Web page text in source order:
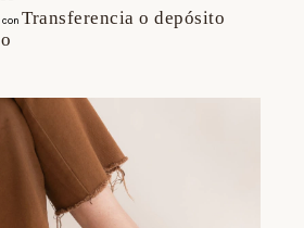
con Transferencia o depósito